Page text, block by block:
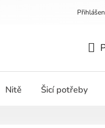
Nitě Šicí potřeby